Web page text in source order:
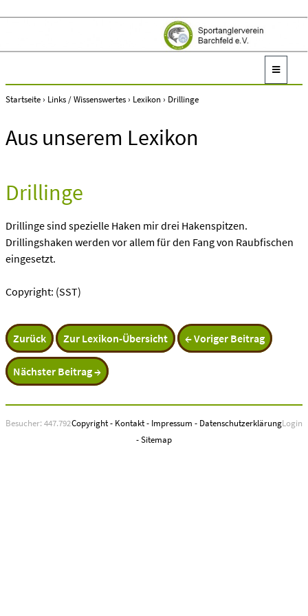
Startseite› Links / Wissenswertes› Lexikon› Drillinge
Aus unserem Lexikon
Drillinge
Drillinge sind spezielle Haken mir drei Hakenspitzen.
Drillingshaken werden vor allem für den Fang von Raubfischen
eingesetzt.
Copyright: (SST)
Zurück Zur Lexikon-Übersicht ← Voriger Beitrag
Nächster Beitrag →
Besucher: 447.792 Login
Copyright- Kontakt- Impressum - Datenschutzerklärung
-Sitemap